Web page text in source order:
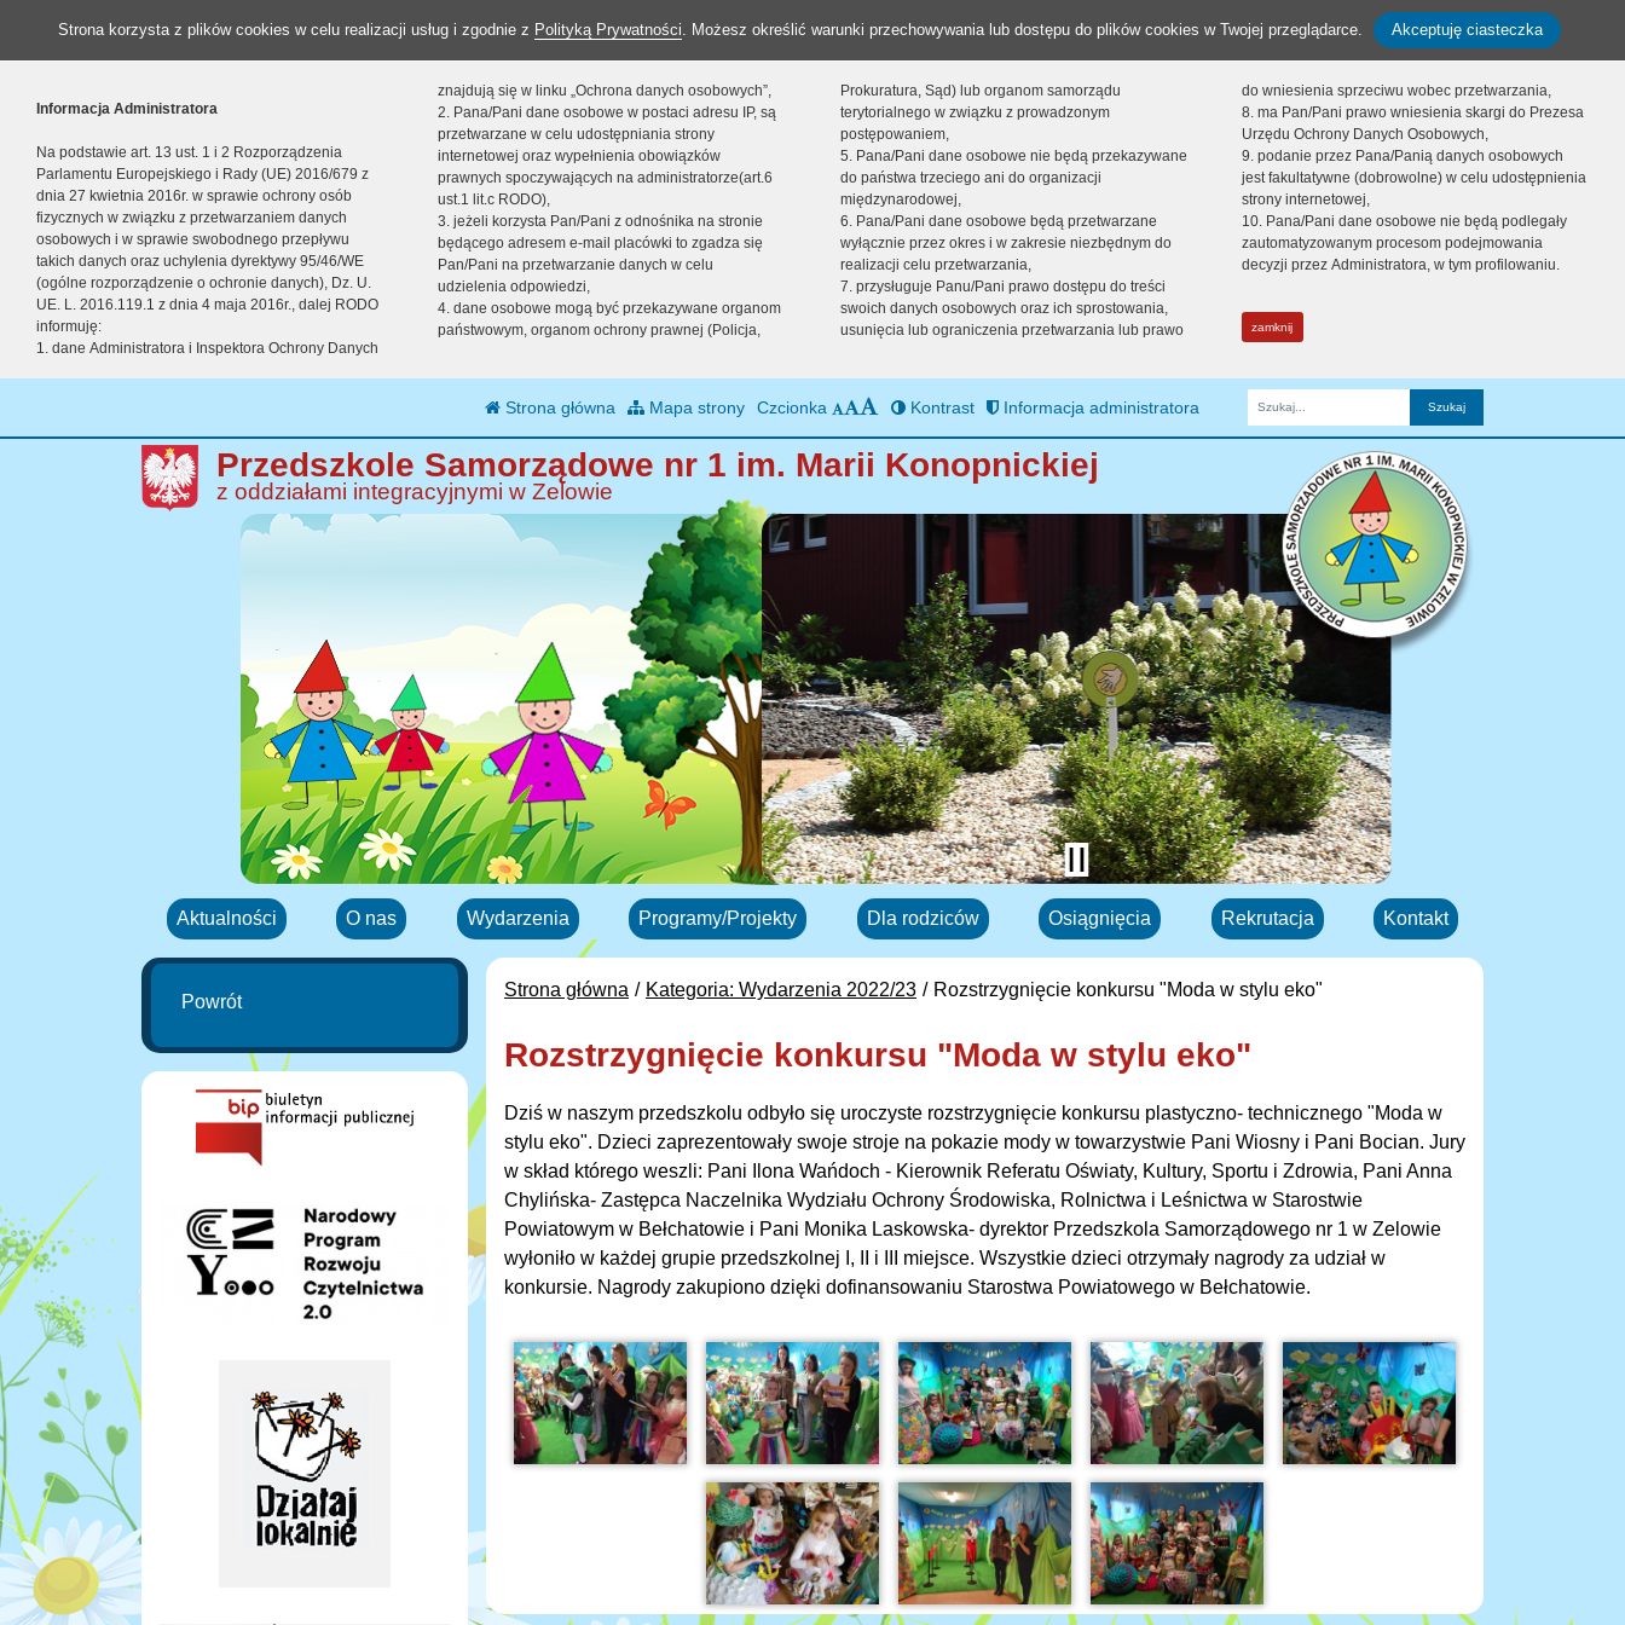
Strona korzysta z plików cookies w celu realizacji usług i zgodnie z Polityką Prywatności. Możesz określić warunki przechowywania lub dostępu do plików cookies w Twojej przeglądarce. Akceptuję ciasteczka
Informacja Administratora
Na podstawie art. 13 ust. 1 i 2 Rozporządzenia
Parlamentu Europejskiego i Rady (UE) 2016/679 z
dnia 27 kwietnia 2016r. w sprawie ochrony osób
fizycznych w związku z przetwarzaniem danych
osobowych i w sprawie swobodnego przepływu
takich danych oraz uchylenia dyrektywy 95/46/WE
(ogólne rozporządzenie o ochronie danych), Dz. U.
UE. L. 2016.119.1 z dnia 4 maja 2016r., dalej RODO
informuję:
1. dane Administratora i Inspektora Ochrony Danych
znajdują się w linku „Ochrona danych osobowych”,
2. Pana/Pani dane osobowe w postaci adresu IP, są
przetwarzane w celu udostępniania strony
internetowej oraz wypełnienia obowiązków
prawnych spoczywających na administratorze(art.6
ust.1 lit.c RODO),
3. jeżeli korzysta Pan/Pani z odnośnika na stronie
będącego adresem e-mail placówki to zgadza się
Pan/Pani na przetwarzanie danych w celu
udzielenia odpowiedzi,
4. dane osobowe mogą być przekazywane organom
państwowym, organom ochrony prawnej (Policja,
Prokuratura, Sąd) lub organom samorządu
terytorialnego w związku z prowadzonym
postępowaniem,
5. Pana/Pani dane osobowe nie będą przekazywane
do państwa trzeciego ani do organizacji
międzynarodowej,
6. Pana/Pani dane osobowe będą przetwarzane
wyłącznie przez okres i w zakresie niezbędnym do
realizacji celu przetwarzania,
7. przysługuje Panu/Pani prawo dostępu do treści
swoich danych osobowych oraz ich sprostowania,
usunięcia lub ograniczenia przetwarzania lub prawo
do wniesienia sprzeciwu wobec przetwarzania,
8. ma Pan/Pani prawo wniesienia skargi do Prezesa
Urzędu Ochrony Danych Osobowych,
9. podanie przez Pana/Panią danych osobowych
jest fakultatywne (dobrowolne) w celu udostępnienia
strony internetowej,
10. Pana/Pani dane osobowe nie będą podlegały
zautomatyzowanym procesom podejmowania
decyzji przez Administratora, w tym profilowaniu.
zamknij
Strona główna Mapa strony Czcionka Kontrast Informacja administratora
Fraza
Przedszkole Samorządowe nr 1 im. Marii Konopnickiej
z oddziałami integracyjnymi w Zelowie
Aktualności O nas Wydarzenia Programy/Projekty Dla rodziców Osiągnięcia Rekrutacja Kontakt
Strona główna Kategoria: Wydarzenia 2022/23 Rozstrzygnięcie konkursu "Moda w stylu eko"
Rozstrzygnięcie konkursu "Moda w stylu eko"
Dziś w naszym przedszkolu odbyło się uroczyste rozstrzygnięcie konkursu plastyczno- technicznego "Moda w
stylu eko". Dzieci zaprezentowały swoje stroje na pokazie mody w towarzystwie Pani Wiosny i Pani Bocian. Jury
w skład którego weszli: Pani Ilona Wańdoch - Kierownik Referatu Oświaty, Kultury, Sportu i Zdrowia, Pani Anna
Chylińska- Zastępca Naczelnika Wydziału Ochrony Środowiska, Rolnictwa i Leśnictwa w Starostwie
Powiatowym w Bełchatowie i Pani Monika Laskowska- dyrektor Przedszkola Samorządowego nr 1 w Zelowie
wyłoniło w każdej grupie przedszkolnej I, II i III miejsce. Wszystkie dzieci otrzymały nagrody za udział w
konkursie. Nagrody zakupiono dzięki dofinansowaniu Starostwa Powiatowego w Bełchatowie.
Powrót